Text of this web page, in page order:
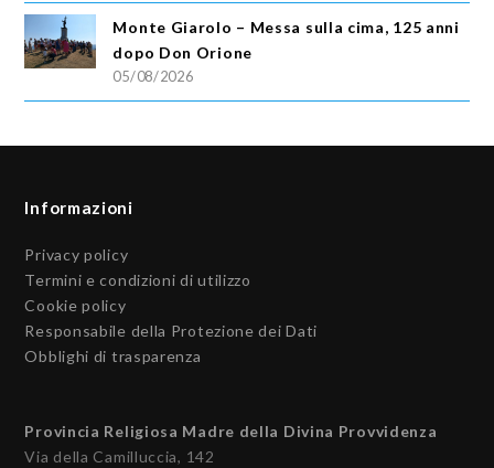
Monte Giarolo – Messa sulla cima, 125 anni
dopo Don Orione
05/08/2026
Informazioni
Privacy policy
Termini e condizioni di utilizzo
Cookie policy
Responsabile della Protezione dei Dati
Obblighi di trasparenza
Provincia Religiosa Madre della Divina Provvidenza
Via della Camilluccia, 142